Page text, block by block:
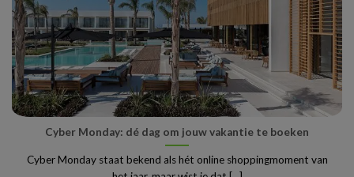
Cyber Monday: dé dag om jouw vakantie te boeken
Cyber Monday staat bekend als hét online shoppingmoment van